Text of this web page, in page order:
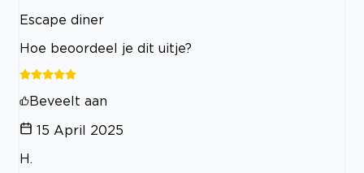
Escape diner
Hoe beoordeel je dit uitje?
Beveelt aan
15 April 2025
H.